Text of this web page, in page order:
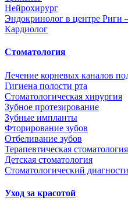
Нейрохирург
Эндокринолог в центре Риги
Кардиолог
Стоматология
Лечение корневых каналов
Гигиена полости рта
Стоматологическая хирургия
Зубное протезирование
Зубные импланты
Фторирование зубов
Отбеливание зубов
Терапевтическая стоматология
Детская стоматология
Стоматологический
Уход за красотой